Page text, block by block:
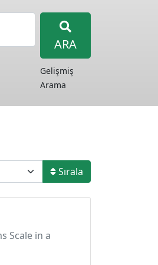
ARA
Gelişmiş
Arama
Sırala
Scale in a